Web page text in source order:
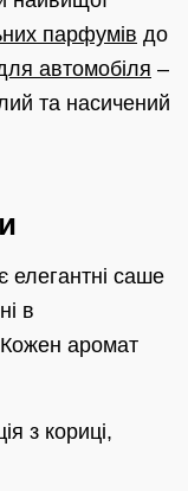
парфумів до
автомобіля –
та насичений
елегантні саше
в
аромат
з кориці,